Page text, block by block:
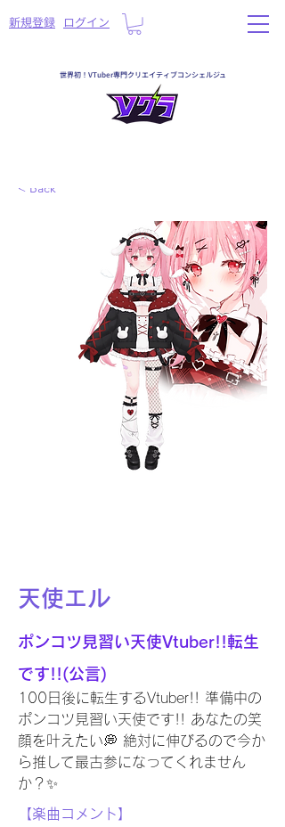
​新規登録 ログイン
世界初！VTuber専門クリエイティブコンシェルジュ
< Back
天使エル
ポンコツ見習い天使Vtuber!!転生
です!!(公言)
100日後に転生するVtuber!! 準備中の
ポンコツ見習い天使です!! あなたの笑
顔を叶えたい💭 絶対に伸びるので今か
ら推して最古参になってくれません
か？✨
【楽曲コメント】